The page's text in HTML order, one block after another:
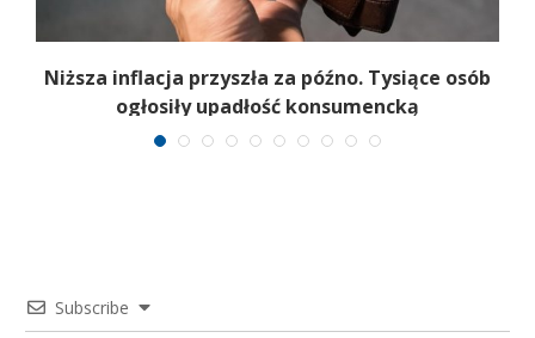
Niższa inflacja przyszła za późno. Tysiące osób
ogłosiły upadłość konsumencką
Subscribe